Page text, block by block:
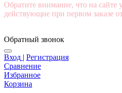
Обратите внимание, что на сайте
действующие при первом заказе
Обратный звонок
Вход | Регистрация
Сравнение
Избранное
Корзина